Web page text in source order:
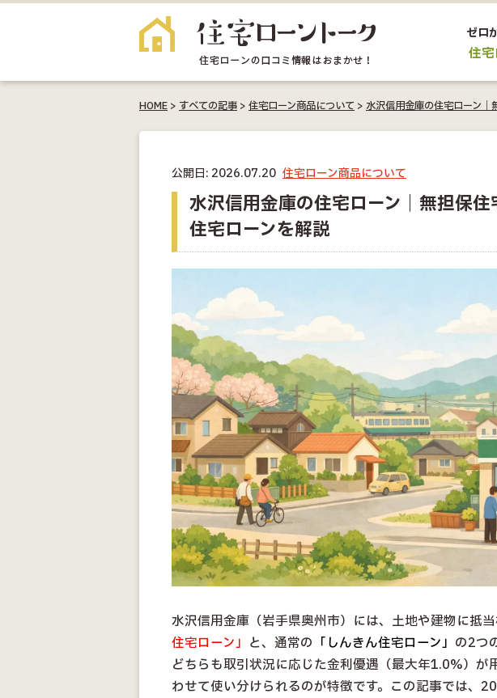
ゼロ
住
HOME > すべての記事 > 住宅ローン商品について > 水沢信用金庫の住宅ローン｜
公開日: 2026.07.20 住宅ローン商品について
水沢信用金庫の住宅ローン｜無担保
住宅ローンを解説
水沢信用金庫（岩手県奥州市）には、土地や建物に抵
住宅ローン」 と、通常の 「しんきん住宅ローン」 の2つ
どちらも取引状況に応じた金利優遇（最大年1.0%）が
わせて使い分けられるのが特徴です。この記事では、